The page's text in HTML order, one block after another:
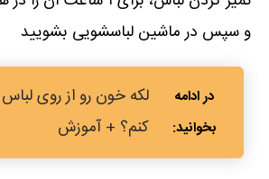
و سپس در ماشین لباسشویی بشویید
لکه خون رو از روی
کنم؟ + آموزش